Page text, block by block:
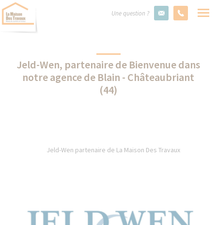
Une question ?
Jeld-Wen, partenaire de Bienvenue dans
notre agence de Blain - Châteaubriant
(44)
Jeld-Wen partenaire de La Maison Des Travaux